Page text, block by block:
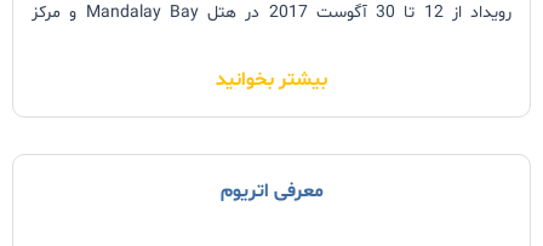
رویداد از 12 تا 30 آگوست 2017 در هتل Mandalay Bay و مرکز
بیشتر بخوانید
معرفی اتریوم